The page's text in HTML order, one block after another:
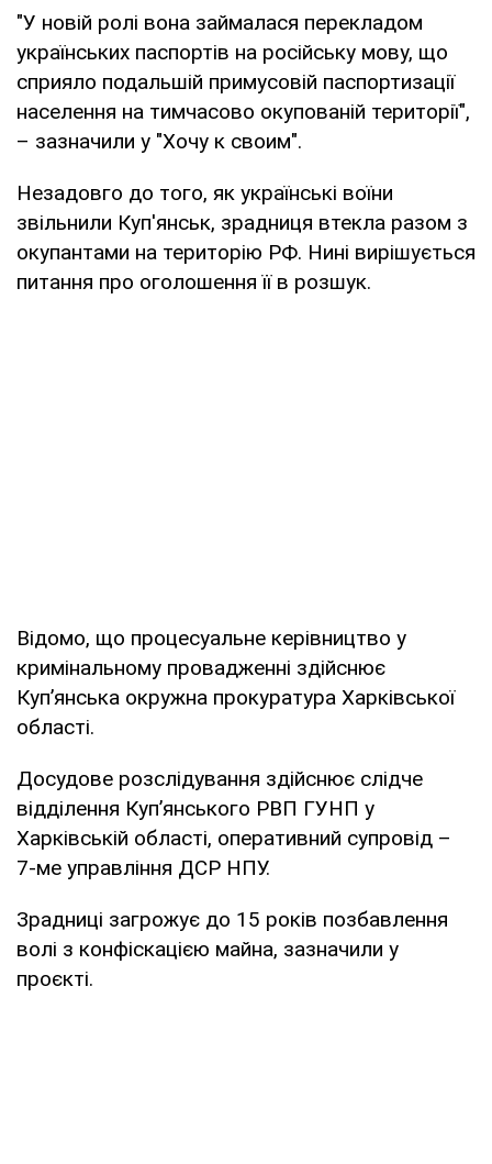
"У новій ролі вона займалася перекладом
українських паспортів на російську мову, що
сприяло подальшій примусовій паспортизації
населення на тимчасово окупованій території",
– зазначили у "Хочу к своим".
Незадовго до того, як українські воїни
звільнили Куп'янськ, зрадниця втекла разом з
окупантами на територію РФ. Нині вирішується
питання про оголошення її в розшук.
Відомо, що процесуальне керівництво у
кримінальному провадженні здійснює
Куп’янська окружна прокуратура Харківської
області.
Досудове розслідування здійснює слідче
відділення Куп’янського РВП ГУНП у
Харківській області, оперативний супровід –
7-ме управління ДСР НПУ.
Зрадниці загрожує до 15 років позбавлення
волі з конфіскацією майна, зазначили у
проєкті.